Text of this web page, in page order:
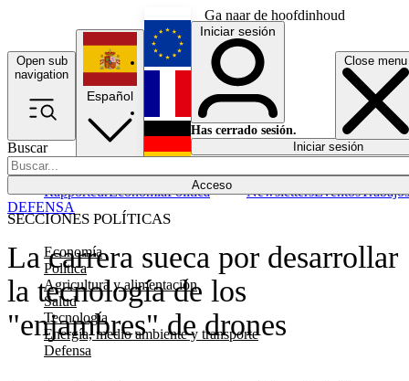
Ga naar de hoofdinhoud
Open sub
navigation
Close menu
Buscar
Acceso
SECCIONES POLÍTICAS
Economía
Política
Agricultura y alimentación
Salud
Tecnología
Energía, medio ambiente y transporte
Defensa
RapporteurEconomíaPolítica NewslettersEventosTrabajos
Español
English
Français
Iniciar sesión
Has cerrado sesión.
Iniciar sesión
La carrera sueca por desarrollar
la tecnología de los
"enjambres" de drones
DEFENSA